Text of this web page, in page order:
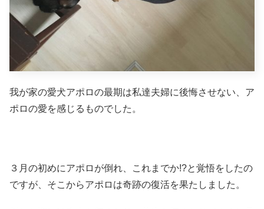
我が家の愛犬アポロの最期は私達夫婦に後悔させない、ア
ポロの愛を感じるものでした。
３月の初めにアポロが倒れ、これまでか!?と覚悟をしたの
ですが、そこからアポロは奇跡の復活を果たしました。